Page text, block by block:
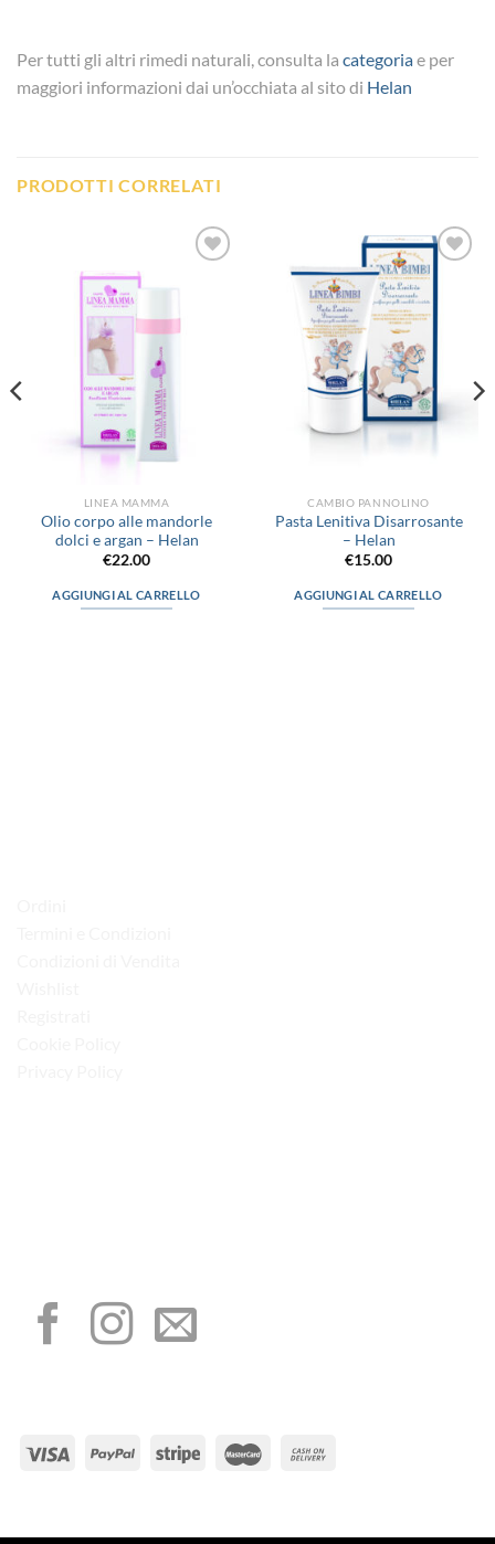
Per tutti gli altri rimedi naturali, consulta la categoriae per
maggiori informazioni dai un’occhiata al sito di Helan
PRODOTTI CORRELATI
desideri
LINEA MAMMA
Olio corpo alle mandorle
dolci e argan – Helan
€22.00
AGGIUNGI AL CARRELLO
Aggiungi
alla lista
desideri
CAMBIO PANNOLINO
Pasta Lenitiva Disarrosante
– Helan
€15.00
AGGIUNGI AL CARRELLO